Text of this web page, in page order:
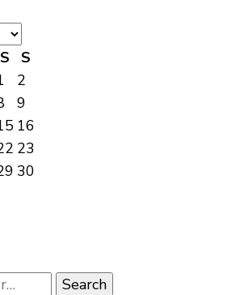
S
S
2
9
16
23
30